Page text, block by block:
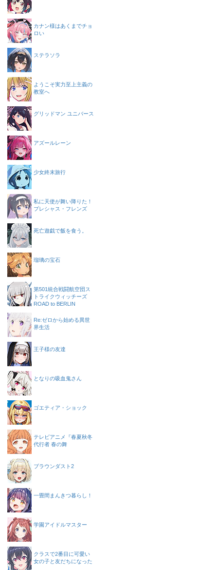
カナン様はあくまでチョ
ロい
ステラソラ
ようこそ実力至上主義の
教室へ
グリッドマン ユニバース
アズールレーン
少女終末旅行
私に天使が舞い降りた！
プレシャス・フレンズ
死亡遊戯で飯を食う。
瑠璃の宝石
第501統合戦闘航空団ス
トライクウィッチーズ
ROAD to BERLIN
Re:ゼロから始める異世
界生活
王子様の友達
となりの吸血鬼さん
ゴエティア・ショック
テレビアニメ『春夏秋冬
代行者 春の舞
ブラウンダスト2
一畳間まんきつ暮らし！
学園アイドルマスター
クラスで2番目に可愛い
女の子と友だちになった